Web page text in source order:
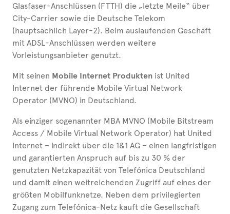
Glasfaser-Anschlüssen (FTTH) die „letzte Meile“ über
City-Carrier sowie die Deutsche Telekom
(hauptsächlich Layer-2). Beim auslaufenden Geschäft
mit ADSL-Anschlüssen werden weitere
Vorleistungsanbieter genutzt.
Mit seinen Mobile Internet Produkten ist United
Internet der führende Mobile Virtual Network
Operator (MVNO) in Deutschland.
Als einziger sogenannter MBA MVNO (Mobile Bitstream
Access / Mobile Virtual Network Operator) hat United
Internet – indirekt über die 1&1 AG – einen langfristigen
und garantierten Anspruch auf bis zu 30 % der
genutzten Netzkapazität von Telefónica Deutschland
und damit einen weitreichenden Zugriff auf eines der
größten Mobilfunknetze. Neben dem privilegierten
Zugang zum Telefónica-Netz kauft die Gesellschaft